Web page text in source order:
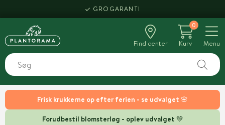
Frisk krukkerne op efter ferien - se udvalget 🌸
Forudbestil blomsterløg - oplev udvalget 💚
GROGARANTI
Find center
0
Kurv
Menu